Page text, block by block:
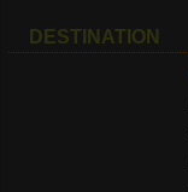
DESTINATION